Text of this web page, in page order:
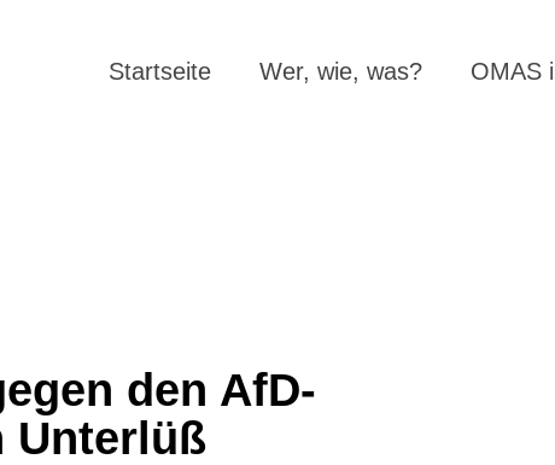
Startseite Wer, wie, was? OMAS
den AfD-
Unterlüß